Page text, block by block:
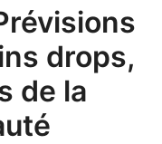
drops,
de la